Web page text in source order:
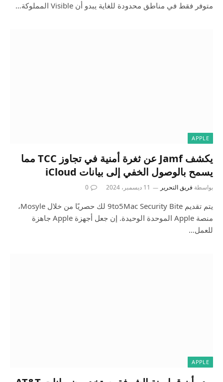
متوفر فقط في مناطق محدودة للغاية يبدو أن Visible المملوكة…
APPLE
يكشف Jamf عن ثغرة أمنية في تجاوز TCC مما
يسمح بالوصول الخفي إلى بيانات iCloud
بواسطة فريق التحرير 11 ديسمبر، 2024 0
يتم تقديم 9to5Mac Security Bite لك حصريًا من خلال Mosyle،
منصة Apple الموحدة الوحيدة. إن جعل أجهزة Apple جاهزة
للعمل…
APPLE